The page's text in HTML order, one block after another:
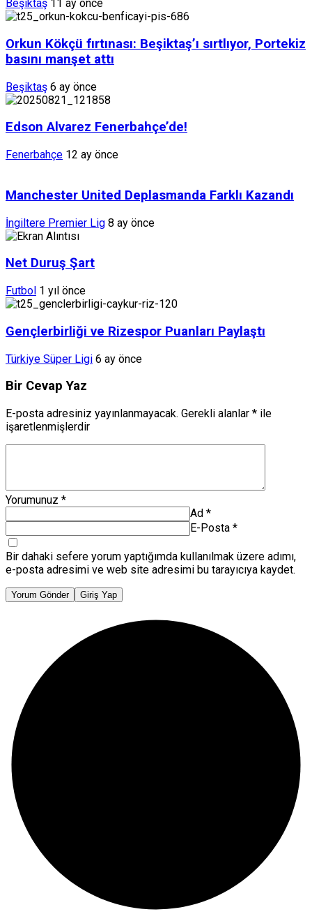
Beşiktaş 11 ay önce
Orkun Kökçü fırtınası: Beşiktaş’ı sırtlıyor, Portekiz
basını manşet attı
Beşiktaş 6 ay önce
Edson Alvarez Fenerbahçe’de!
Fenerbahçe 12 ay önce
Manchester United Deplasmanda Farklı Kazandı
İngiltere Premier Lig 8 ay önce
Net Duruş Şart
Futbol 1 yıl önce
Gençlerbirliği ve Rizespor Puanları Paylaştı
Türkiye Süper Ligi 6 ay önce
Bir Cevap Yaz
E-posta adresiniz yayınlanmayacak. Gerekli alanlar * ile
işaretlenmişlerdir
Yorumunuz *
Ad *
E-Posta *
Bir dahaki sefere yorum yaptığımda kullanılmak üzere adımı,
e-posta adresimi ve web site adresimi bu tarayıcıya kaydet.
Yorum Gönder Giriş Yap